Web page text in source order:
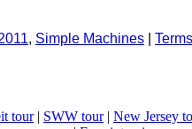
, Simple Machines
tour| SWW tour| New Jersey